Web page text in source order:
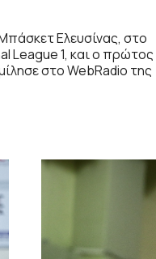
Ελευσίνας, στο
League 1, και ο πρώτος
στο WebRadio της